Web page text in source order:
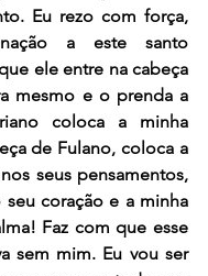
Eu rezo com força,
a este santo
ele entre na cabeça
mesmo e o prenda a
coloca a minha
de Fulano, coloca a
seus pensamentos,
coração e a minha
Faz com que esse
sem mim. Eu vou ser